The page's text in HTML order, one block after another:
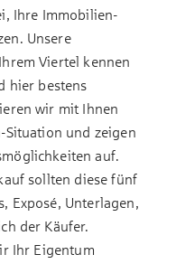
Ihre Immobilien-
Unsere
Viertel kennen
hier bestens
wir mit Ihnen
und zeigen
auf.
sollten diese fünf
Exposé, Unterlagen,
der Käufer.
Ihr Eigentum